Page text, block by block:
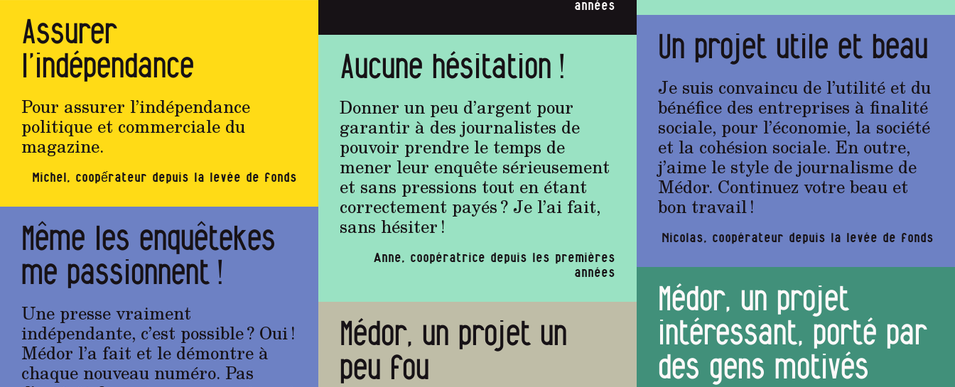
années
Assurer
l’indépendance
Pour assurer l’indépendance
politique et commerciale du
magazine.
Michel, coopếrateur depuis la levée de fonds
Un projet utile et beau
Je suis convaincu de l’utilité et du
bénéfice des entreprises à finalité
sociale, pour l’économie, la société
et la cohésion sociale. En outre,
j’aime le style de journalisme de
Médor. Continuez votre beau et
bon travail !
Nicolas, coopérateur depuis la levée de fonds
Aucune hésitation !
Donner un peu d’argent pour
garantir à des journalistes de
pouvoir prendre le temps de
mener leur enquête sérieusement
et sans pressions tout en étant
correctement payés ? Je l’ai fait,
sans hésiter !
Anne, coopératrice depuis les premières
années
Même les enquêtekes
me passionnent !
Une presse vraiment
indépendante, c’est possible ? Oui !
Médor l’a fait et le démontre à
chaque nouveau numéro. Pas
Médor, un projet
intéressant, porté par
des gens motivés
Médor, un projet un
peu fou